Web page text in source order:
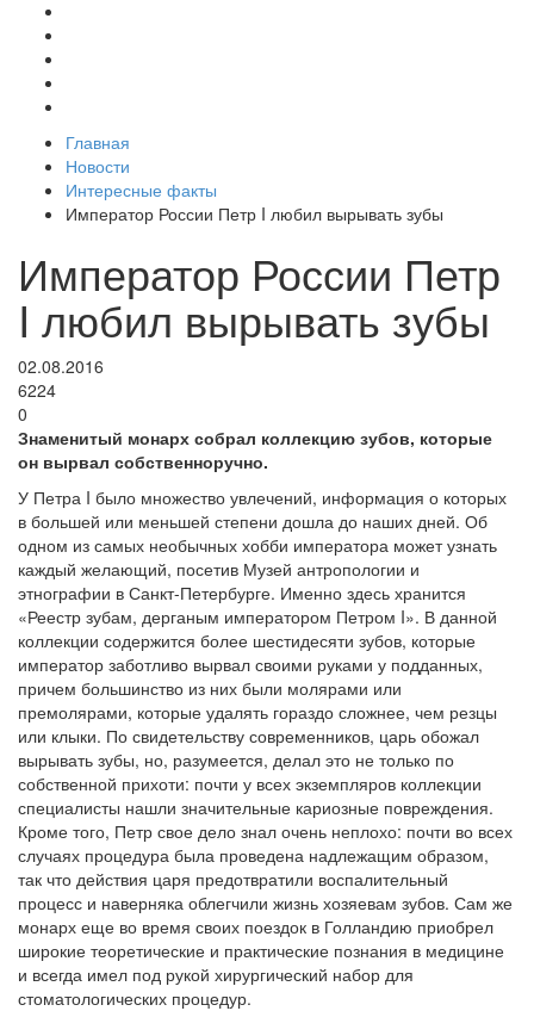
Главная
Новости
Интересные факты
Император России Петр I любил вырывать зубы
Император России Петр
I любил вырывать зубы
02.08.2016
6224
0
Знаменитый монарх собрал коллекцию зубов, которые
он вырвал собственноручно.
У Петра I было множество увлечений, информация о которых
в большей или меньшей степени дошла до наших дней. Об
одном из самых необычных хобби императора может узнать
каждый желающий, посетив Музей антропологии и
этнографии в Санкт-Петербурге. Именно здесь хранится
«Реестр зубам, дерганым императором Петром I». В данной
коллекции содержится более шестидесяти зубов, которые
император заботливо вырвал своими руками у подданных,
причем большинство из них были молярами или
премолярами, которые удалять гораздо сложнее, чем резцы
или клыки. По свидетельству современников, царь обожал
вырывать зубы, но, разумеется, делал это не только по
собственной прихоти: почти у всех экземпляров коллекции
специалисты нашли значительные кариозные повреждения.
Кроме того, Петр свое дело знал очень неплохо: почти во всех
случаях процедура была проведена надлежащим образом,
так что действия царя предотвратили воспалительный
процесс и наверняка облегчили жизнь хозяевам зубов. Сам же
монарх еще во время своих поездок в Голландию приобрел
широкие теоретические и практические познания в медицине
и всегда имел под рукой хирургический набор для
стоматологических процедур.